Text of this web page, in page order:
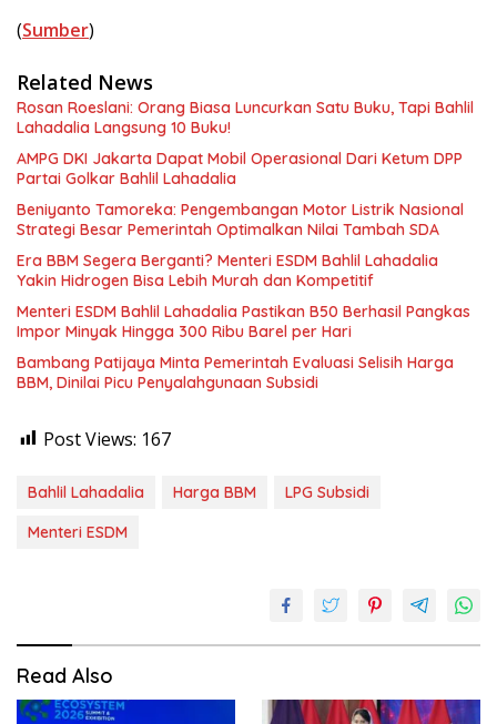
(Sumber)
Related News
Rosan Roeslani: Orang Biasa Luncurkan Satu Buku, Tapi Bahlil
Lahadalia Langsung 10 Buku!
AMPG DKI Jakarta Dapat Mobil Operasional Dari Ketum DPP
Partai Golkar Bahlil Lahadalia
Beniyanto Tamoreka: Pengembangan Motor Listrik Nasional
Strategi Besar Pemerintah Optimalkan Nilai Tambah SDA
Era BBM Segera Berganti? Menteri ESDM Bahlil Lahadalia
Yakin Hidrogen Bisa Lebih Murah dan Kompetitif
Menteri ESDM Bahlil Lahadalia Pastikan B50 Berhasil Pangkas
Impor Minyak Hingga 300 Ribu Barel per Hari
Bambang Patijaya Minta Pemerintah Evaluasi Selisih Harga
BBM, Dinilai Picu Penyalahgunaan Subsidi
Post Views: 167
Bahlil Lahadalia Harga BBM
LPG Subsidi
Menteri ESDM
Read Also